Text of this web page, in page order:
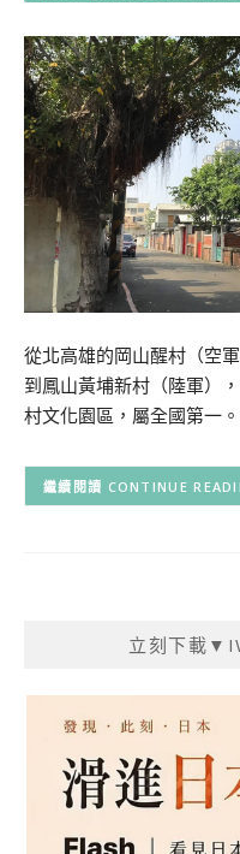
從北高雄的岡山醒村（空
到鳳山黃埔新村（陸軍）
村文化園區，屬全國第一
CONTINUE
立刻下載